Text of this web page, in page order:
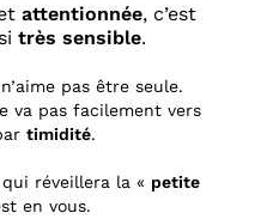
attentionnée, c’est
très sensible.
pas être seule.
va pas facilement vers
timidité.
qui réveillera la « petite
en vous.